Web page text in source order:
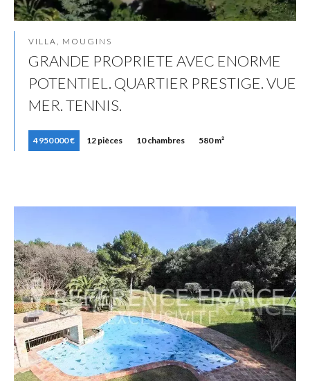
VILLA, MOUGINS
GRANDE PROPRIETE AVEC ENORME
POTENTIEL. QUARTIER PRESTIGE. VUE
MER. TENNIS.
4 950 000 € 12 pièces 10 chambres 580 m²